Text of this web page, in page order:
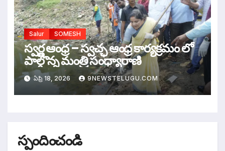
Salur SOMESH
స్వర్ణ ఆంధ్ర – స్వచ్ఛ ఆంధ్ర కార్యక్రమం లో
పాల్గొన్న మంత్రి సంధ్యారాణి
ఏప్రి 18, 2026 9NEWSTELUGU.COM
స్పందించండి